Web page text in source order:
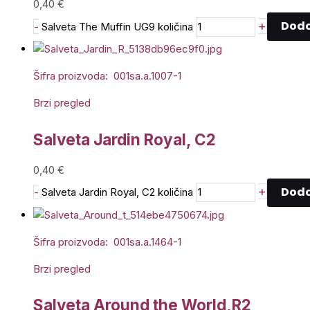
0,40 €
- Salveta The Muffin UG9 količina +
Šifra proizvoda: 001sa.a.1007-1
Brzi pregled
Salveta Jardin Royal, C2
0,40 €
- Salveta Jardin Royal, C2 količina +
Šifra proizvoda: 001sa.a.1464-1
Brzi pregled
Salveta Around the World,R2